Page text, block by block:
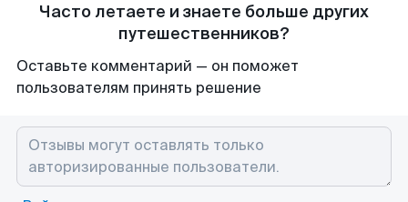
Часто летаете и знаете больше других
путешественников?
Оставьте комментарий — он поможет
пользователям принять решение